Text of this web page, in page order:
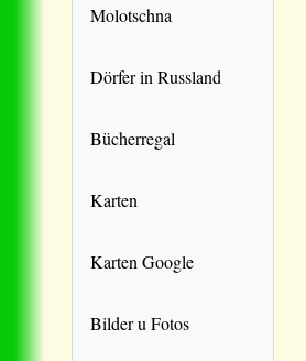
Molotschna
Dörfer in Russland
Bücherregal
Karten
Karten Google
Bilder u Fotos